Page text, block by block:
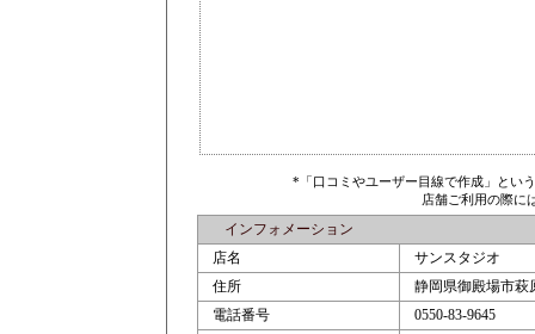
*「口コミやユーザー目線で作成」とい
店舗ご利用の際に
インフォメーション
店名
サンスタジオ
住所
静岡県御殿場市萩
電話番号
0550-83-9645